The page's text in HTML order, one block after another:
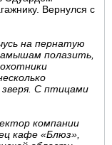
Вернулся с
на пернатую
полазить,
С птицами
компании
кафе «Блюз»,